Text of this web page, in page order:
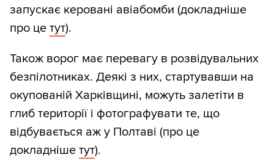
запускає керовані авіабомби (докладніше
про це тут).
Також ворог має перевагу в розвідувальних
безпілотниках. Деякі з них, стартувавши на
окупованій Харківщині, можуть залетіти в
глиб території і фотографувати те, що
відбувається аж у Полтаві (про це
докладніше тут).